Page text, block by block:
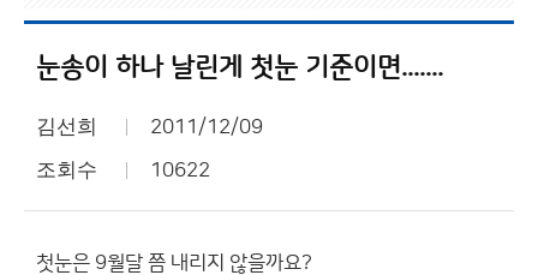
눈송이 하나 날린게 첫눈 기준이면.......
김선희 2011/12/09
조회수 10622
첫눈은 9월달 쯤 내리지 않을까요?